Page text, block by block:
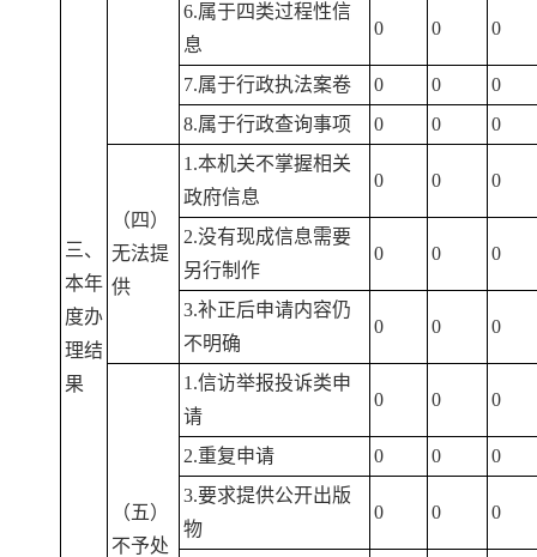
三、
本年
度办
理结
果
6.属于四类过程性信
息
0 0 0
7.属于行政执法案卷 0 0
0
8.属于行政查询事项
0 0 0
（四）
无法提
供
1.本机关不掌握相关
政府信息
0 0 0
2.没有现成信息需要
另行制作
0 0 0
3.补正后申请内容仍
不明确
0 0 0
（五）
不予处
1.信访举报投诉类申
请
0 0 0
2.重复申请 0 0
0
3.要求提供公开出版
物
0 0 0